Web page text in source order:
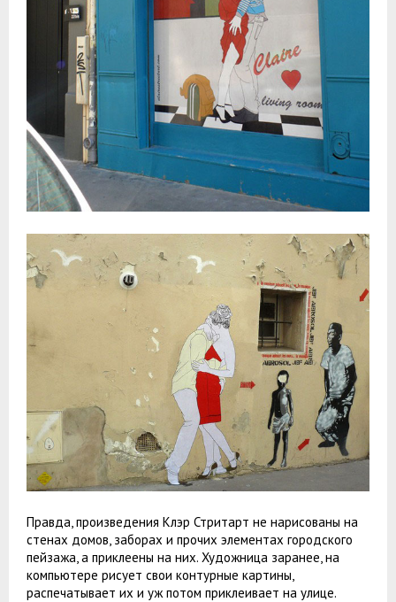
Правда, произведения Клэр Стритарт не нарисованы на
стенах домов, заборах и прочих элементах городского
пейзажа, а приклеены на них. Художница заранее, на
компьютере рисует свои контурные картины,
распечатывает их и уж потом приклеивает на улице.